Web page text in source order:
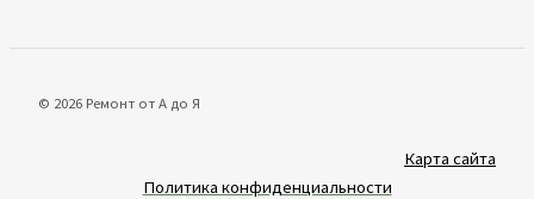
© 2026 Ремонт от А до Я
Карта сайта
Политика конфиденциальности